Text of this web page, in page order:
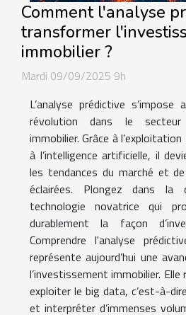
Comment l'analyse
transformer
immobilier ?
Mardi 09/09/2025 9h
L’analyse prédictive s’impose
révolution dans le secteur
immobilier. Grâce à
à l’intelligence artificielle, il
les tendances du marché et
éclairées. Plongez dans la
technologie novatrice qui
durablement la façon
Comprendre l'analyse
représente aujourd’hui une
l’investissement immobilier.
exploiter le big data, c’est-à-
et interpréter d’immenses